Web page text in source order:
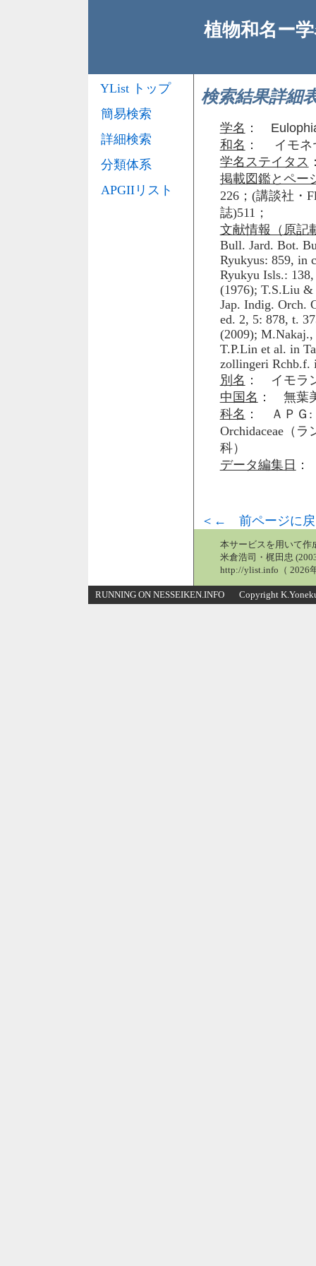
植物和名ー
検索結果詳細
学名 ：
和名 ： イモネ
学名ステイタス
掲載図鑑とペー
226；(講談社・
誌)511；
文献情報（原記
Bull. Jard. Bot.
Ryukyus: 859, in
Ryukyu Isls.:
(1976); T.S.Liu &
Jap. Indig. Orch.
ed. 2, 5: 878, t.
(2009);
T.P.Lin et al. in
zollingeri Rchb.f.
別名 ： イモラ
中国名 ： 無葉
科名 ： ＡＰＧ:
Orchidaceae（
科）
データ編集日
＜← 前ページに戻
YList トップ
簡易検索
詳細検索
分類体系
APGIIリスト
本サービスを用いて作
米倉浩司・梶田忠
http://ylist.info（ 2026
RUNNING ON NESSEIKEN.INFO Copyright